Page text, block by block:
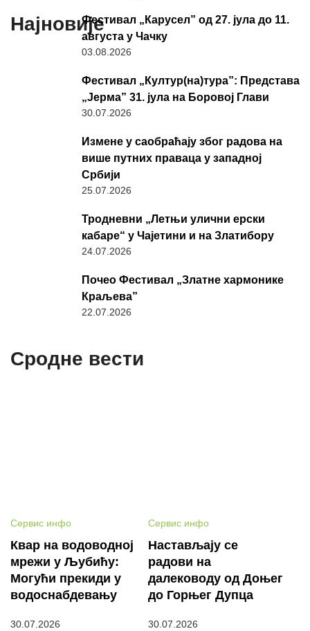
НајновијеФестивал „Карусел” од 27. јула до 11.
августа у Чачку
03.08.2026
Фестивал „Култур(на)тура”: Представа
„Јерма” 31. јула на Боровој Глави
30.07.2026
Измене у саобраћају због радова на
више путних праваца у западној
Србији
25.07.2026
Тродневни „Летњи улични ерски
кабаре“ у Чајетини и на Златибору
24.07.2026
Почео Фестивал „Златне хармонике
Краљева”
22.07.2026
Сродне вести
Сервис инфо
Квар на водоводној
мрежи у Љубићу:
Могући прекиди у
водоснабдевању
30.07.2026
Сервис инфо
Настављају се
радови на
далеководу од Доњег
до Горњег Дупца
30.07.2026